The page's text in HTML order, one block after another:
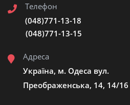
Телефон
(048)771-13-18
(048)771-13-15
Адреса
Україна, м. Одеса вул.
Преображенська, 14, 14/16